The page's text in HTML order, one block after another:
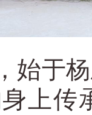
始于
上传